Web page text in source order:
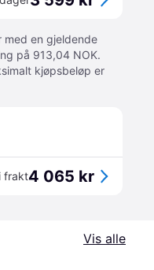
med en gjeldende
på 913,04 NOK.
kjøpsbeløp er
frakt4 065 kr
Vis alle